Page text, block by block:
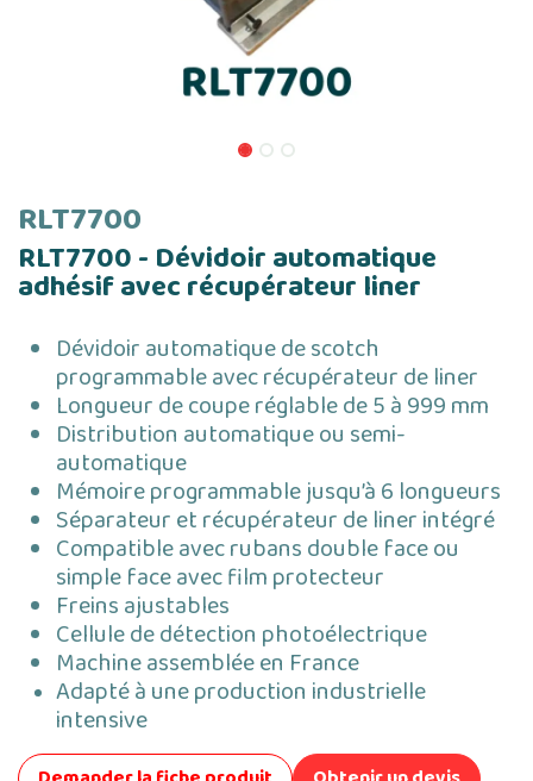
RLT7700
RLT7700 - Dévidoir automatique
adhésif avec récupérateur liner
Dévidoir automatique de scotch
programmable avec récupérateur de liner
Longueur de coupe réglable de 5 à 999 mm
Distribution automatique ou semi-
automatique
Mémoire programmable jusqu’à 6 longueurs
Séparateur et récupérateur de liner intégré
Compatible avec rubans double face ou
simple face avec film protecteur
Freins ajustables
Cellule de détection photoélectrique
Machine assemblée en France
Adapté à une production industrielle
intensive